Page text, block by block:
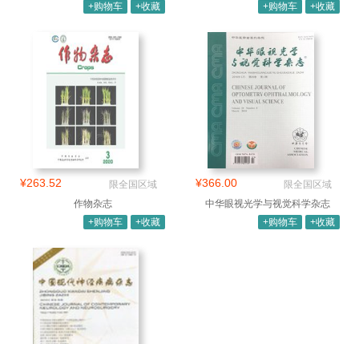
+购物车
+收藏
+购物车
+收藏
¥263.52
限全国区域
作物杂志
+购物车
+收藏
¥366.00
限全国区域
中华眼视光学与视觉科学杂志
+购物车
+收藏